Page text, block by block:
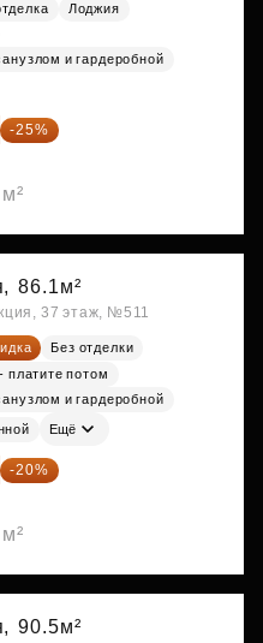
Лоджия
и гардеробной
-25%
86.1м²
37 этаж, №511
Без отделки
платите потом
и гардеробной
Ещё
-20%
90.5м²